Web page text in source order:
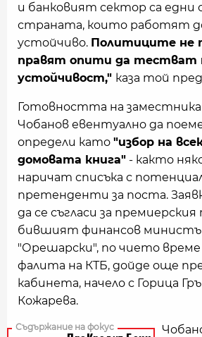
и банковият сектор са едни
страната, които работят
устойчиво. Политиците не
правят опити да тестват
устойчивост," каза той
Готовността на
Чобанов евентуално да
определи като "избор на
домовата книга" - както
наричат списъка с
претенденти за поста.
да се съгласи за
бившият финансов
"Орешарски", по чието време
фалита на КТБ, дойде още
кабинета, начело с Горица
Кожарева.